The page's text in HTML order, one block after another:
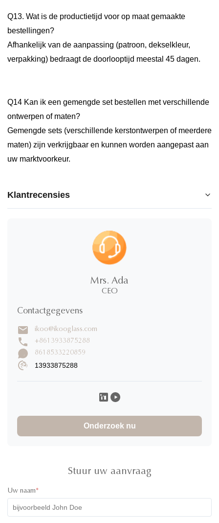
Q13. Wat is de productietijd voor op maat gemaakte
bestellingen?
Afhankelijk van de aanpassing (patroon, dekselkleur,
verpakking) bedraagt de doorlooptijd meestal 45 dagen.
Q14 Kan ik een gemengde set bestellen met verschillende
ontwerpen of maten?
Gemengde sets (verschillende kerstontwerpen of meerdere
maten) zijn verkrijgbaar en kunnen worden aangepast aan
uw marktvoorkeur.
Klantrecensies
5.0
★★ ★
1 sterren
Schrijf een recensie
T TRI CHU ★★★★★
Amazing communication, helpful and committed to giving you
the best product.
Mrs. Ada
CEO
Contactgegevens
ikoo@ikooglass.com
+8613933875288
8618533220859
13933875288
Onderzoek nu
Stuur uw aanvraag
Uw naam*